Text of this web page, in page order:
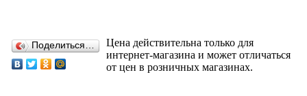
Поделиться…
Цена действительна только для
интернет-магазина и может отличаться
от цен в розничных магазинах.